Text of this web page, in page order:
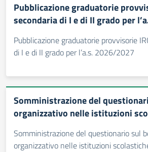
Pubblicazione graduatorie
secondaria di I e di II grado per
Pubblicazione graduatorie provvisorie
di I e di II grado per l’a.s. 2026/2027
Somministrazione del
organizzativo nelle istituzioni
Somministrazione del questionario sul
organizzativo nelle istituzioni